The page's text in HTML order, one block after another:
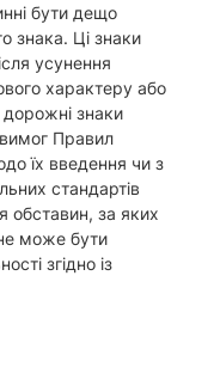
бути дещо
знака. Ці знаки
усунення
характеру або
дорожні знаки
Правил
їх введення чи з
стандартів
обставин, за яких
може бути
згідно із